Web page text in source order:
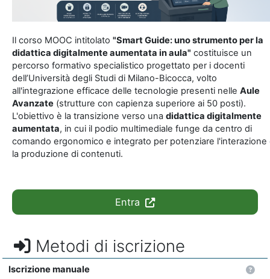
Il corso MOOC intitolato "Smart Guide: uno strumento per la
didattica digitalmente aumentata in aula" costituisce un
percorso formativo specialistico progettato per i docenti
dell’Università degli Studi di Milano-Bicocca, volto
all'integrazione efficace delle tecnologie presenti nelle Aule
Avanzate (strutture con capienza superiore ai 50 posti).
L'obiettivo è la transizione verso una didattica digitalmente
aumentata, in cui il podio multimediale funge da centro di
comando ergonomico e integrato per potenziare l'interazione
la produzione di contenuti.
Entra
Metodi di iscrizione
Iscrizione manuale